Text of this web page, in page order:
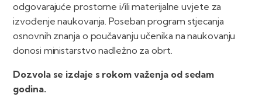
odgovarajuće prostorne i/ili materijalne uvjete za
izvođenje naukovanja. Poseban program stjecanja
osnovnih znanja o poučavanju učenika na naukovanju
donosi ministarstvo nadležno za obrt.
Dozvola se izdaje s rokom važenja od sedam
godina.